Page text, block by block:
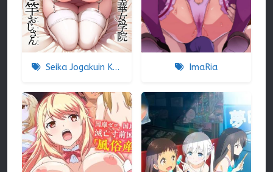
Seika Jogakuin Koutoubu Kounin Sao Oji-san ImaRia